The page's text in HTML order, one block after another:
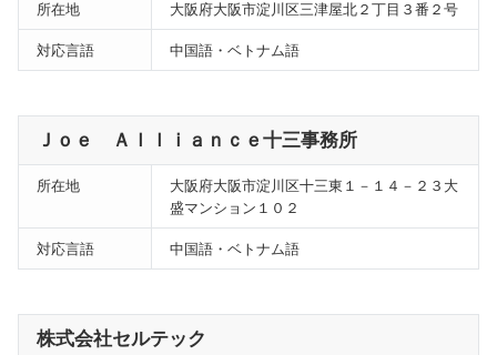
所在地 大阪府大阪市淀川区三津屋北２丁目３番２号
対応言語 中国語・ベトナム語
Ｊｏｅ Ａｌｌｉａｎｃｅ十三事務所
所在地
大阪府大阪市淀川区十三東１－１４－２３大
盛マンション１０２
対応言語 中国語・ベトナム語
株式会社セルテック